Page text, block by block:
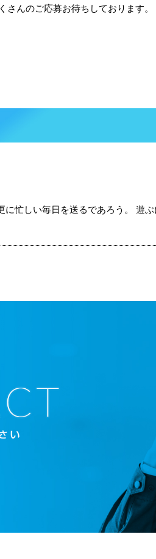
さんのご応募お待ちしております。
忙しい毎日を送るであろう。 遊